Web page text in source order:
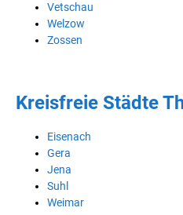
Vetschau
Welzow
Zossen
Kreisfreie Städte
Eisenach
Gera
Jena
Suhl
Weimar